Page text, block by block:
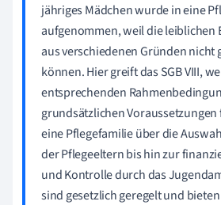
jähriges Mädchen wurde in eine
aufgenommen, weil die leiblichen
aus verschiedenen Gründen nicht
können. Hier greift das SGB VIII,
entsprechenden
grundsätzlichen
eine Pflegefamilie über die
der Pflegeeltern bis hin zur
und Kontrolle durch das
sind gesetzlich geregelt und